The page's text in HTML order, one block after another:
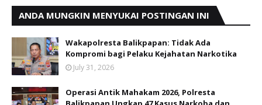
ANDA MUNGKIN MENYUKAI POSTINGAN INI
Wakapolresta Balikpapan: Tidak Ada
Kompromi bagi Pelaku Kejahatan Narkotika
July 31, 2026
Operasi Antik Mahakam 2026, Polresta